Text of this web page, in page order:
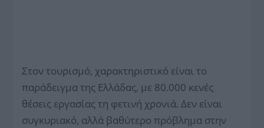
Στον τουρισμό, χαρακτηριστικό είναι το
παράδειγμα της Ελλάδας, με 80.000 κενές
θέσεις εργασίας τη φετινή χρονιά. Δεν είναι
συγκυριακό, αλλά βαθύτερο πρόβλημα στην